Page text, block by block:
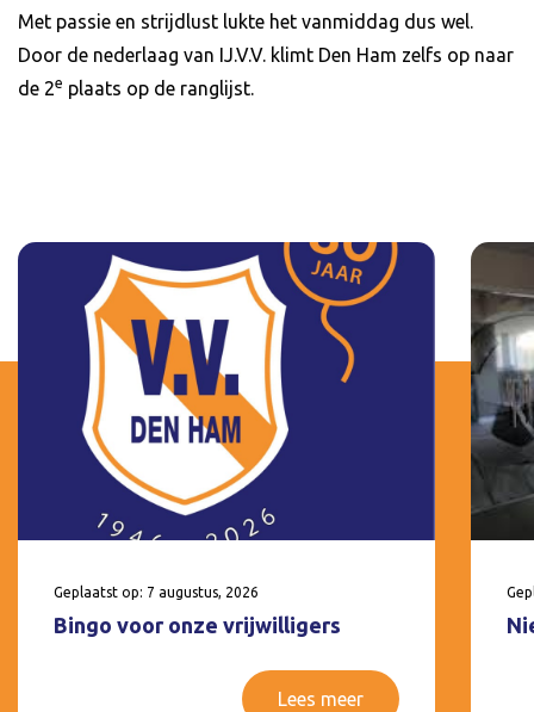
Met passie en strijdlust lukte het vanmiddag dus wel.
Door de nederlaag van IJ.V.V. klimt Den Ham zelfs op naar
de 2e plaats op de ranglijst.
Geplaatst op: 7 augustus, 2026
Bingo voor onze vrijwilligers
Lees meer